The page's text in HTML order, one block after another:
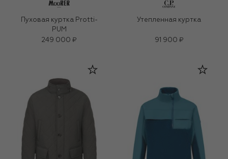
Пуховая куртка Protti-
PUM
249 000 ₽
Утепленная куртка
91 900 ₽